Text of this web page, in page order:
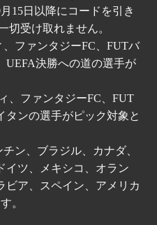
15日以降にコードを引き
切受け取れません。
ファンタジーFC、FUTバ
UEFA決勝への道の選手が
、ファンタジーFC、FUT
タンの選手がピック対象と
ン、ブラジル、カナダ、
イツ、メキシコ、オラン
ビア、スペイン、アメリカ
。